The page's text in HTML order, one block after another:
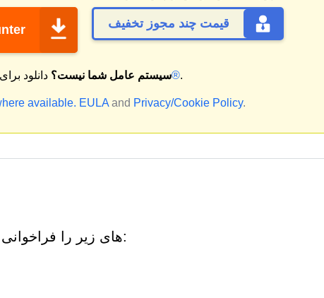
قیمت چند مجوز تخفیف
سیستم عامل شما نیست؟ دانلود برای مک®.
available. EULA and Privacy/Cookie Policy.
Choalauysurvey.top ممکن است URL های زیر را فراخوانی کند: